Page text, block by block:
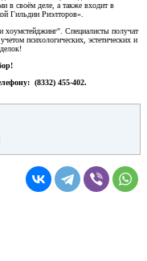
в своём деле, а также входит в
Гильдии Риэлторов».
Специалисты получат
психологических, эстетических и
(8332) 455-402.